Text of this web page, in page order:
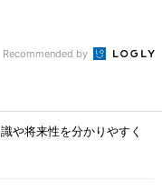
Recommended by
や将来性を分かりやすく